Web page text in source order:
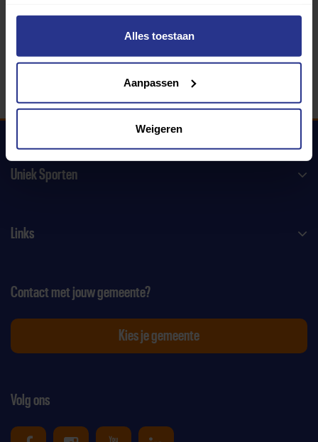
Alles toestaan
Aanpassen
Weigeren
Uniek Sporten
Links
Volg ons
Contact met jouw gemeente?
Kies je gemeente